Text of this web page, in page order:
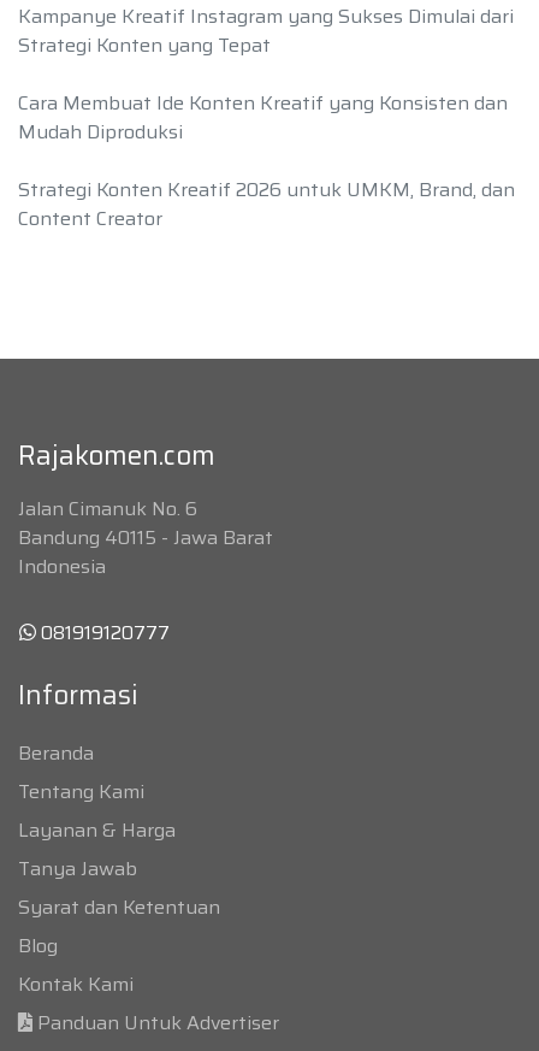
Kampanye Kreatif Instagram yang Sukses Dimulai dari
Strategi Konten yang Tepat
Cara Membuat Ide Konten Kreatif yang Konsisten dan
Mudah Diproduksi
Strategi Konten Kreatif 2026 untuk UMKM, Brand, dan
Content Creator
Rajakomen.com
Jalan Cimanuk No. 6
Bandung 40115 - Jawa Barat
Indonesia
081919120777
Informasi
Beranda
Tentang Kami
Layanan & Harga
Tanya Jawab
Syarat dan Ketentuan
Blog
Kontak Kami
Panduan Untuk Advertiser